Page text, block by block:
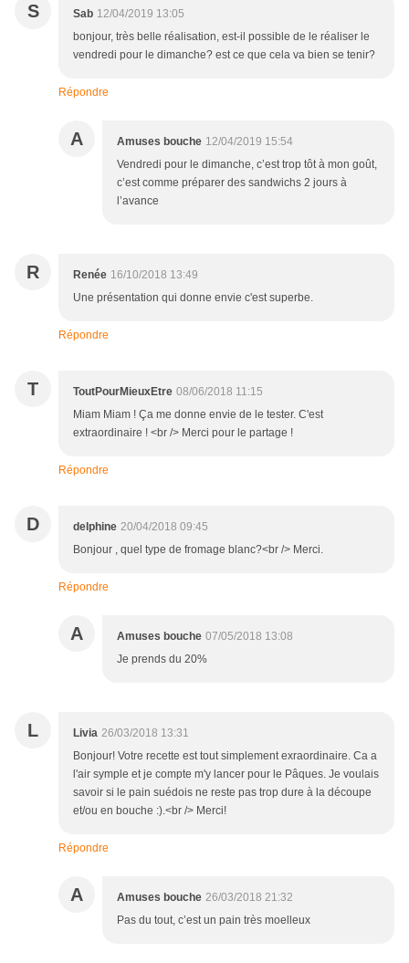
S Sab 12/04/2019 13:05
bonjour, très belle réalisation, est-il possible de le réaliser le
vendredi pour le dimanche? est ce que cela va bien se tenir?
Répondre
A Amuses bouche 12/04/2019 15:54
Vendredi pour le dimanche, c’est trop tôt à mon goût,
c’est comme préparer des sandwichs 2 jours à
l’avance
R Renée 16/10/2018 13:49
Une présentation qui donne envie c'est superbe.
Répondre
T ToutPourMieuxEtre 08/06/2018 11:15
Miam Miam ! Ça me donne envie de le tester. C'est
extraordinaire ! <br /> Merci pour le partage !
Répondre
D delphine 20/04/2018 09:45
Bonjour , quel type de fromage blanc?<br /> Merci.
Répondre
A Amuses bouche 07/05/2018 13:08
Je prends du 20%
L Livia 26/03/2018 13:31
Bonjour! Votre recette est tout simplement exraordinaire. Ca a
l'air symple et je compte m'y lancer pour le Pâques. Je voulais
savoir si le pain suédois ne reste pas trop dure à la découpe
et/ou en bouche :).<br /> Merci!
Répondre
A Amuses bouche 26/03/2018 21:32
Pas du tout, c’est un pain très moelleux